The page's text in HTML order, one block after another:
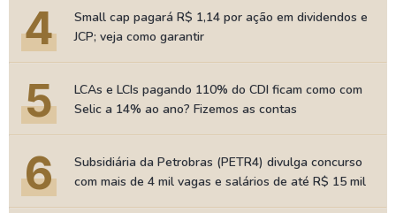
4
Small cap pagará R$ 1,14 por ação em dividendos e
JCP; veja como garantir
5
LCAs e LCIs pagando 110% do CDI ficam como com
Selic a 14% ao ano? Fizemos as contas
6
Subsidiária da Petrobras (PETR4) divulga concurso
com mais de 4 mil vagas e salários de até R$ 15 mil